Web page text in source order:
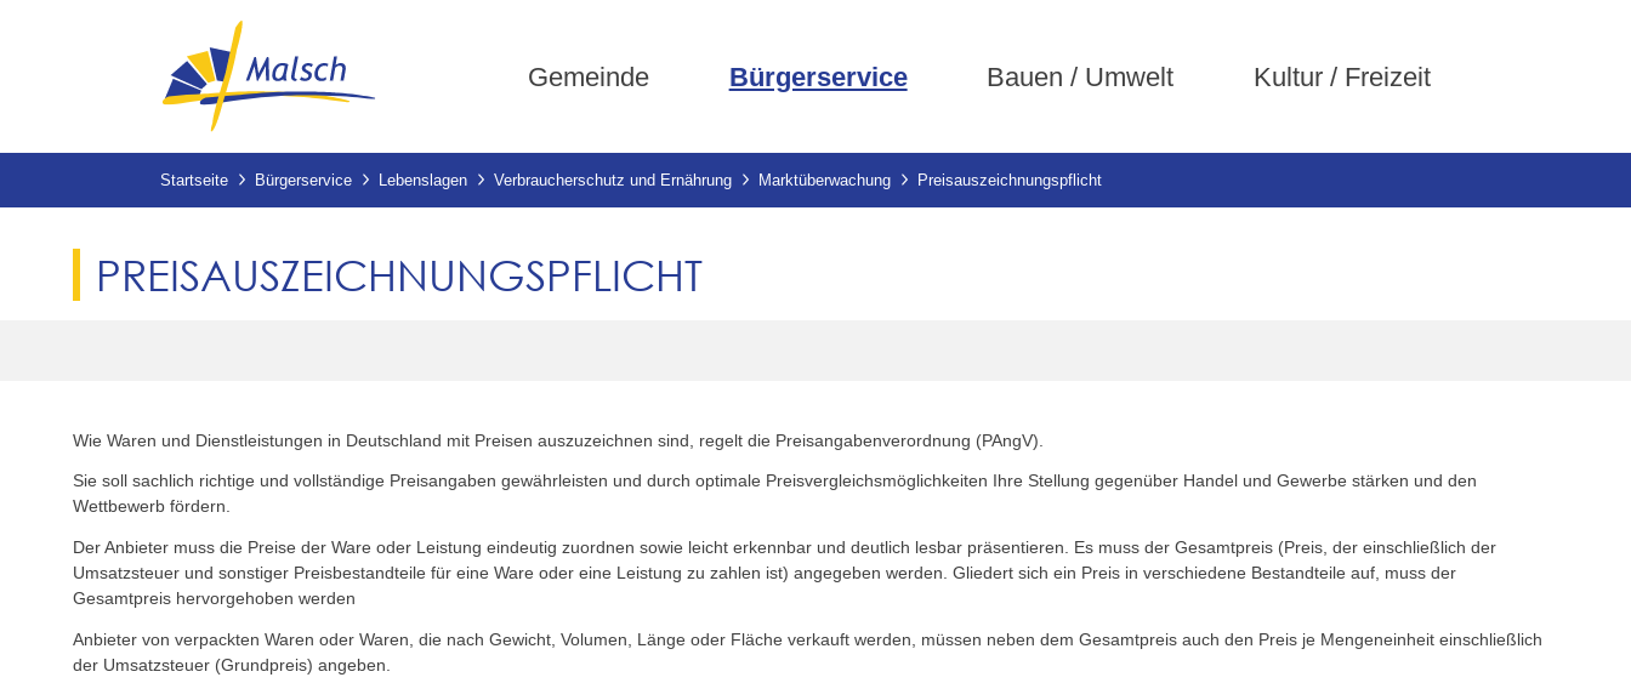
Gemeinde Bürgerservice Bauen / Umwelt Kultur / Freizeit
Startseite Bürgerservice Lebenslagen Verbraucherschutz und Ernährung Marktüberwachung Preisauszeichnungspflicht
PREISAUSZEICHNUNGSPFLICHT
Wie Waren und Dienstleistungen in Deutschland mit Preisen auszuzeichnen sind, regelt die Preisangabenverordnung (PAngV).
Sie soll sachlich richtige und vollständige Preisangaben gewährleisten und durch optimale Preisvergleichsmöglichkeiten Ihre Stellung gegenüber Handel und Gewerbe stärken und den
Wettbewerb fördern.
Der Anbieter muss die Preise der Ware oder Leistung eindeutig zuordnen sowie leicht erkennbar und deutlich lesbar präsentieren. Es muss der Gesamtpreis (Preis, der einschließlich der
Umsatzsteuer und sonstiger Preisbestandteile für eine Ware oder eine Leistung zu zahlen ist) angegeben werden. Gliedert sich ein Preis in verschiedene Bestandteile auf, muss der
Gesamtpreis hervorgehoben werden
Anbieter von verpackten Waren oder Waren, die nach Gewicht, Volumen, Länge oder Fläche verkauft werden, müssen neben dem Gesamtpreis auch den Preis je Mengeneinheit einschließlich
der Umsatzsteuer (Grundpreis) angeben.